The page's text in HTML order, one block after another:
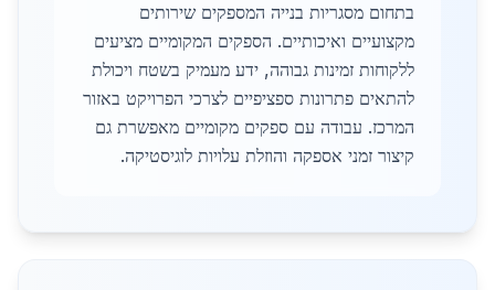
בתחום מסגריות בנייה המספקים שירותים
מקצועיים ואיכותיים. הספקים המקומיים מציעים
ללקוחות זמינות גבוהה, ידע מעמיק בשטח ויכולת
להתאים פתרונות ספציפיים לצרכי הפרויקט באזור
המרכז. עבודה עם ספקים מקומיים מאפשרת גם
קיצור זמני אספקה והוזלת עלויות לוגיסטיקה.